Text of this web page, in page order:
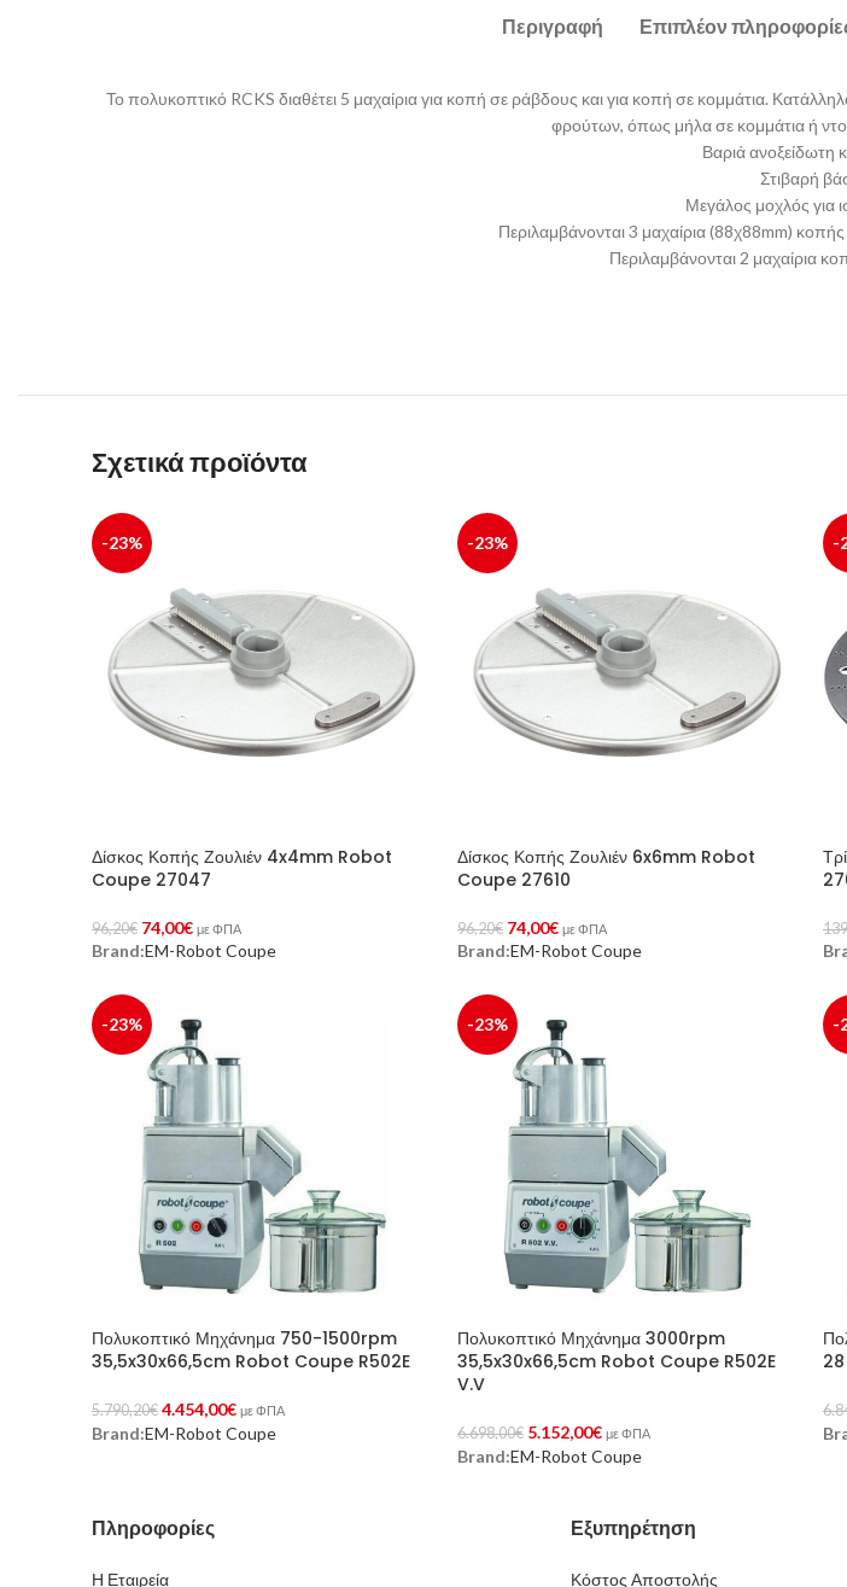
Περιγραφή Επιπλέον
Το πολυκοπτικό RCKS διαθέτει 5 μαχαίρια για κοπή σε ράβδους και για κοπή σε κομμάτια.
φρούτων, όπως μήλα σε κομμάτια ή
Βαριά ανοξείδωτη
Στιβαρή
Μεγάλος μοχλός για
Περιλαμβάνονται 3 μαχαίρια (88χ88mm)
Περιλαμβάνονται 2 μαχαίρια
Σχετικά προϊόντα
-23%
Δίσκος Κοπής Ζουλιέν 4x4mm Robot
Coupe 27047
96,20€ 74,00€ με ΦΠΑ
Προσθήκη Στο Καλάθι
Brand:EM-Robot Coupe
-23%
Δίσκος Κοπής Ζουλιέν 6x6mm Robot
Coupe 27610
96,20€ 74,00€ με ΦΠΑ
Προσθήκη Στο Καλάθι
Brand:EM-Robot Coupe
-
-23%
Πολυκοπτικό Μηχάνημα 750-1500rpm
35,5x30x66,5cm Robot Coupe R502E
5.790,20€ 4.454,00€ με ΦΠΑ
Προσθήκη Στο Καλάθι
Brand:EM-Robot Coupe
-23%
Πολυκοπτικό Μηχάνημα 3000rpm
35,5x30x66,5cm Robot Coupe R502E
V.V
6.698,00€ 5.152,00€ με ΦΠΑ
Προσθήκη Στο Καλάθι
Brand:EM-Robot Coupe
-
Πληροφορίες
Η Εταιρεία
Εξυπηρέτηση
Κόστος Αποστολής